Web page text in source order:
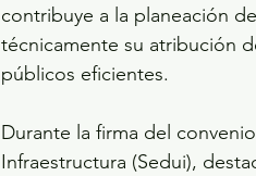
contribuye a la planeación
técnicamente su atribución
públicos eficientes.
Durante la firma del
Infraestructura (Sedui),